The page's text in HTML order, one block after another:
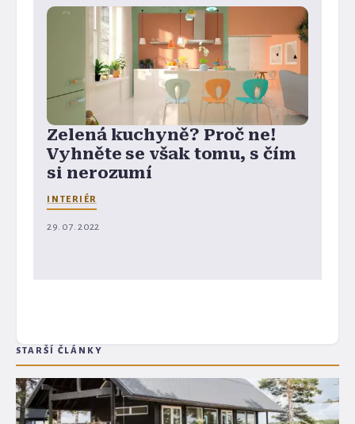
Zelená kuchyně? Proč ne!
Vyhněte se však tomu, s čím
si nerozumí
INTERIÉR
29. 07. 2022
STARŠÍ ČLÁNKY